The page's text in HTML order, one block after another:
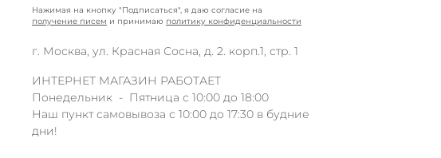
Нажимая на кнопку "Подписаться", я даю согласие на
получение писем и принимаю политику конфиденциальности
г. Москва, ул. Красная Сосна, д. 2. корп.1, стр. 1
ИНТЕРНЕТ МАГАЗИН РАБОТАЕТ
Понедельник - Пятница с 10:00 до 18:00
Наш пункт самовывоза с 10:00 до 17:30 в будние
дни!